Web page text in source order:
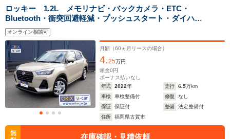
サイズ
WLTCモード
燃費
全幅
1.58m～1.78m
ホイールベース
全幅
1.7m
17.4～28.0km/L
└市街地:13.4～
└郊外:18.7～
17.4～
ロッキー 1.2L メモリナビ・バックカメラ・ETC・
Bluetooth・衝突回避軽減・プッシュスタート・ダイハ
ツ・ロッキー
オンライン相談可
月額（60 ヵ月リースの場合）
4.25万円
頭金0円
ボーナス払いなし
年式
2022年 走行 6.5万km
車検
車検整備付 修復
なし
保証
保証付 整備
法定整備付
住所
福岡県古賀市
無
在庫確認・見積依頼